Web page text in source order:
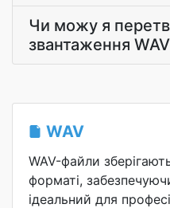
Чи можу я
звантаження
WAV
WAV-файли
форматі,
ідеальний для